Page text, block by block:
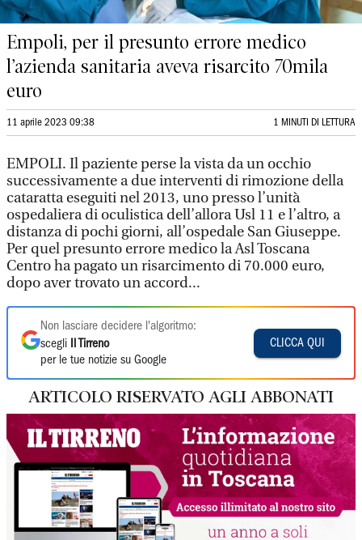
Empoli, per il presunto errore medico
l’azienda sanitaria aveva risarcito 70mila
euro
11 aprile 2023 09:38 1 MINUTI DI LETTURA
EMPOLI. Il paziente perse la vista da un occhio
successivamente a due interventi di rimozione della
cataratta eseguiti nel 2013, uno presso l’unità
ospedaliera di oculistica dell’allora Usl 11 e l’altro, a
distanza di pochi giorni, all’ospedale San Giuseppe.
Per quel presunto errore medico la Asl Toscana
Centro ha pagato un risarcimento di 70.000 euro,
dopo aver trovato un accord...
Non lasciare decidere l'algoritmo:
scegli
Il Tirreno
per le tue notizie su Google
CLICCA QUI
ARTICOLO RISERVATO AGLI ABBONATI